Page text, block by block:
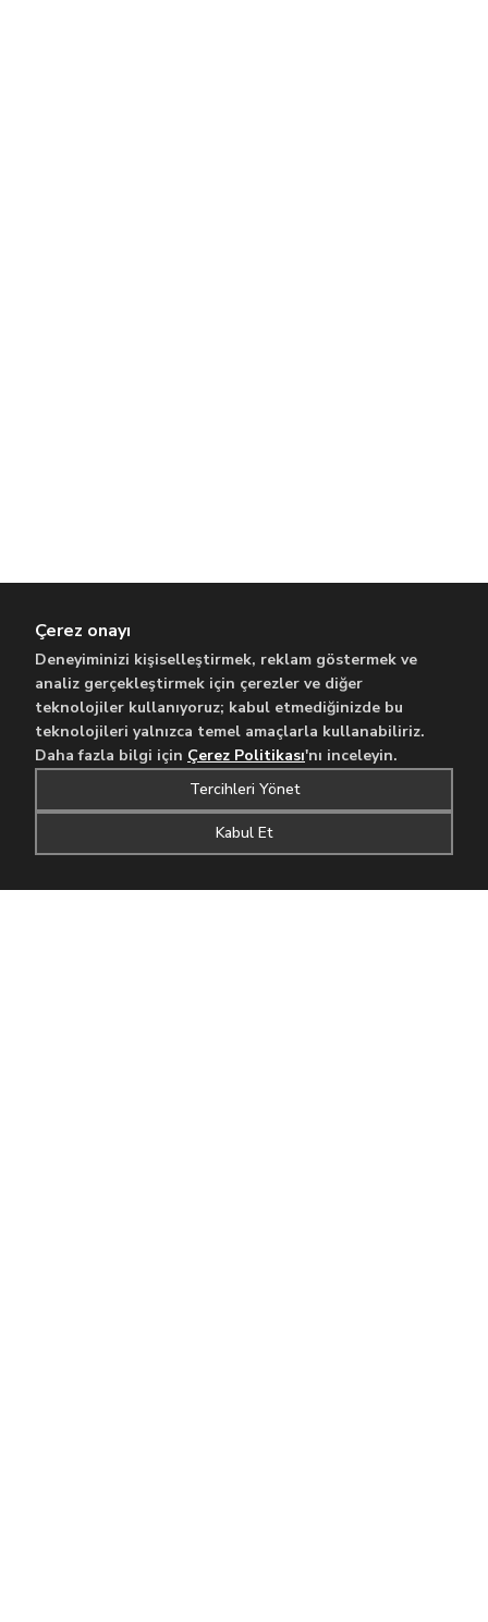
Çerez onayı
Deneyiminizi kişiselleştirmek, reklam göstermek ve
analiz gerçekleştirmek için çerezler ve diğer
teknolojiler kullanıyoruz; kabul etmediğinizde bu
teknolojileri yalnızca temel amaçlarla kullanabiliriz.
Daha fazla bilgi için Çerez Politikası'nı inceleyin.
Tercihleri Yönet
Kabul Et